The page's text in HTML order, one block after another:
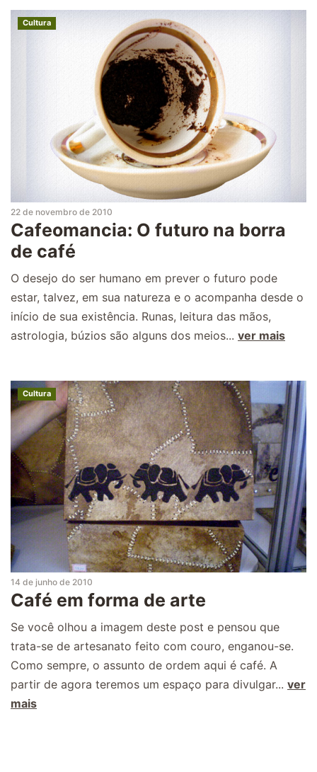
Cultura
22 de novembro de 2010
Cafeomancia: O futuro na borra
de café
O desejo do ser humano em prever o futuro pode
estar, talvez, em sua natureza e o acompanha desde o
início de sua existência. Runas, leitura das mãos,
astrologia, búzios são alguns dos meios... ver mais
Cultura
14 de junho de 2010
Café em forma de arte
Se você olhou a imagem deste post e pensou que
trata-se de artesanato feito com couro, enganou-se.
Como sempre, o assunto de ordem aqui é café. A
partir de agora teremos um espaço para divulgar... ver
mais